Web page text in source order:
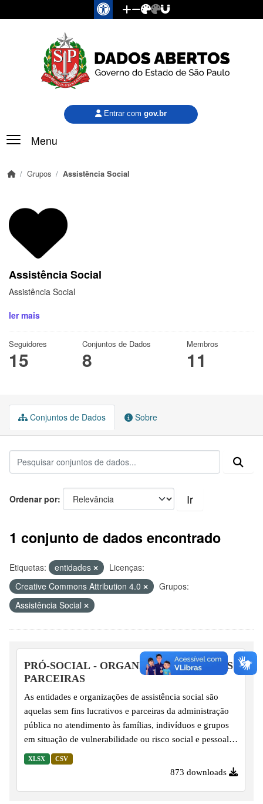
Pular para o conteúdo principal
Menu
Entrar com gov.br
Grupos Assistência Social
Assistência Social
Assistência Social
ler mais
Seguidores
15
Conjuntos de Dados
8
Membros
11
Conjuntos de Dados Sobre
Ordenar por Ir
1 conjunto de dados encontrado
Etiquetas: entidades
Licenças:
Creative Commons Attribution 4.0
Grupos:
Assistência Social
PRÓ-SOCIAL - ORGANIZAÇÕES SOCIAIS
PARCEIRAS
As entidades e organizações de assistência social são
aquelas sem fins lucrativos e parceiras da administração
pública no atendimento às famílias, indivíduos e grupos
em situação de vulnerabilidade ou risco social e pessoal,
que integram a rede socioassistencial junto aos entes
federativos (órgãos gestores) e os conselhos de assistência
XLSX CSV
873 downloads